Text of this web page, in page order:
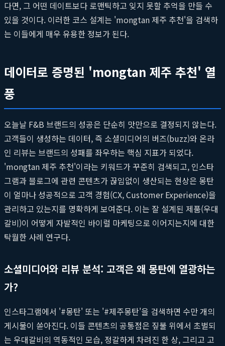
다면, 그 어떤 데이트보다 로맨틱하고 잊지 못할 추억을 만들 수
있을 것이다. 이러한 코스 설계는 'mongtan 제주 추천'을 검색하
는 이들에게 매우 유용한 정보가 된다.
데이터로 증명된 'mongtan 제주 추천' 열
풍
오늘날 F&B 브랜드의 성공은 단순히 맛만으로 결정되지 않는다.
고객들이 생성하는 데이터, 즉 소셜미디어의 버즈(buzz)와 온라
인 리뷰는 브랜드의 성패를 좌우하는 핵심 지표가 되었다.
'mongtan 제주 추천'이라는 키워드가 꾸준히 검색되고, 인스타
그램과 블로그에 관련 콘텐츠가 끊임없이 생산되는 현상은 몽탄
이 얼마나 성공적으로 고객 경험(CX, Customer Experience)을
관리하고 있는지를 명확하게 보여준다. 이는 잘 설계된 제품(우대
갈비)이 어떻게 자발적인 바이럴 마케팅으로 이어지는지에 대한
탁월한 사례 연구다.
소셜미디어와 리뷰 분석: 고객은 왜 몽탄에 열광하는
가?
인스타그램에서 '#몽탄' 또는 '#제주몽탄'을 검색하면 수만 개의
게시물이 쏟아진다. 이들 콘텐츠의 공통점은 짚불 위에서 초벌되
는 우대갈비의 역동적인 모습, 정갈하게 차려진 한 상, 그리고 고